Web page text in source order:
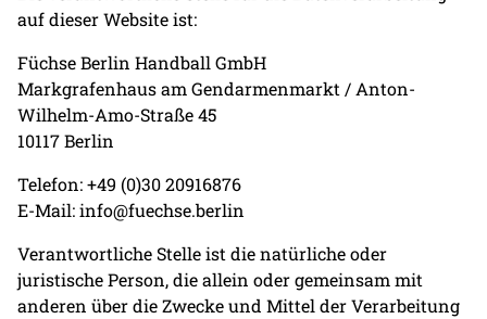
auf dieser Website ist:
Füchse Berlin Handball GmbH
Markgrafenhaus am Gendarmenmarkt / Anton-
Wilhelm-Amo-Straße 45
10117 Berlin
Telefon: +49 (0)30 20916876
E-Mail: info@fuechse.berlin
Verantwortliche Stelle ist die natürliche oder
juristische Person, die allein oder gemeinsam mit
anderen über die Zwecke und Mittel der Verarbeitung